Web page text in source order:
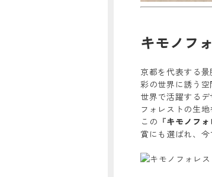
キモノフ
京都を代表する
彩の世界に誘う空
世界で活躍する
フォレストの生地
この『キモノフォ
賞にも選ばれ、